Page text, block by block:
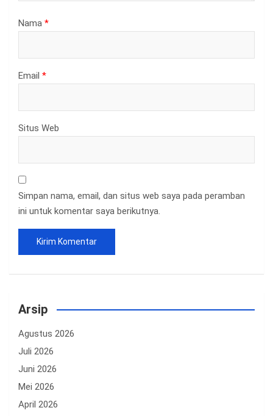
Nama *
Email *
Situs Web
Simpan nama, email, dan situs web saya pada peramban
ini untuk komentar saya berikutnya.
Arsip
Agustus 2026
Juli 2026
Juni 2026
Mei 2026
April 2026